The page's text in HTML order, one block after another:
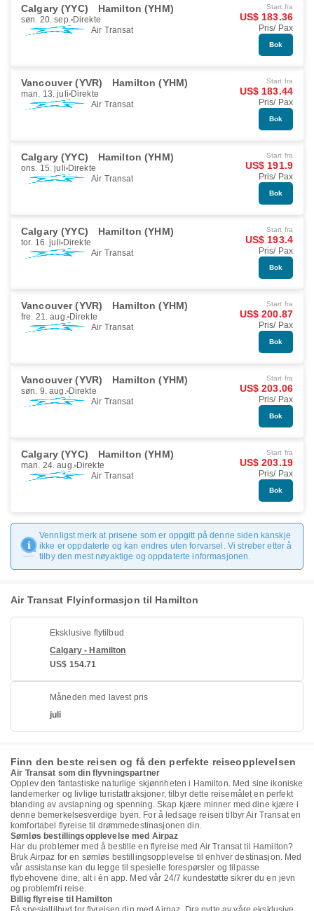
Calgary (YYC) Hamilton (YHM)
søn. 20. sep. Direkte
Air Transat
Start fra
US$ 183.36
Pris/ Pax
Bok
Vancouver (YVR) Hamilton (YHM)
man. 13. juli Direkte
Air Transat
Start fra
US$ 183.44
Pris/ Pax
Bok
Calgary (YYC) Hamilton (YHM)
ons. 15. juli Direkte
Air Transat
Start fra
US$ 191.9
Pris/ Pax
Bok
Calgary (YYC) Hamilton (YHM)
tor. 16. juli Direkte
Air Transat
Start fra
US$ 193.4
Pris/ Pax
Bok
Vancouver (YVR) Hamilton (YHM)
fre. 21. aug. Direkte
Air Transat
Start fra
US$ 200.87
Pris/ Pax
Bok
Vancouver (YVR) Hamilton (YHM)
søn. 9. aug. Direkte
Air Transat
Start fra
US$ 203.06
Pris/ Pax
Bok
Calgary (YYC) Hamilton (YHM)
man. 24. aug. Direkte
Air Transat
Start fra
US$ 203.19
Pris/ Pax
Bok
Vennligst merk at prisene som er oppgitt på denne siden kanskje
ikke er oppdaterte og kan endres uten forvarsel. Vi streber etter å
tilby den mest nøyaktige og oppdaterte informasjonen.
Air Transat Flyinformasjon til Hamilton
Eksklusive flytilbud
Calgary - Hamilton
US$ 154.71
Måneden med lavest pris
juli
Finn den beste reisen og få den perfekte reiseopplevelsen
Air Transat som din flyvningspartner
Opplev den fantastiske naturlige skjønnheten i Hamilton. Med sine ikoniske
landemerker og livlige turistattraksjoner, tilbyr dette reisemålet en perfekt
blanding av avslapning og spenning. Skap kjære minner med dine kjære i
denne bemerkelsesverdige byen. For å ledsage reisen tilbyr Air Transat en
komfortabel flyreise til drømmedestinasjonen din.
Sømløs bestillingsopplevelse med Airpaz
Har du problemer med å bestille en flyreise med Air Transat til Hamilton?
Bruk Airpaz for en sømløs bestillingsopplevelse til enhver destinasjon. Med
vår assistanse kan du legge til spesielle forespørsler og tilpasse
flybehovene dine, alt i én app. Med vår 24/7 kundestøtte sikrer du en jevn
og problemfri reise.
Billig flyreise til Hamilton